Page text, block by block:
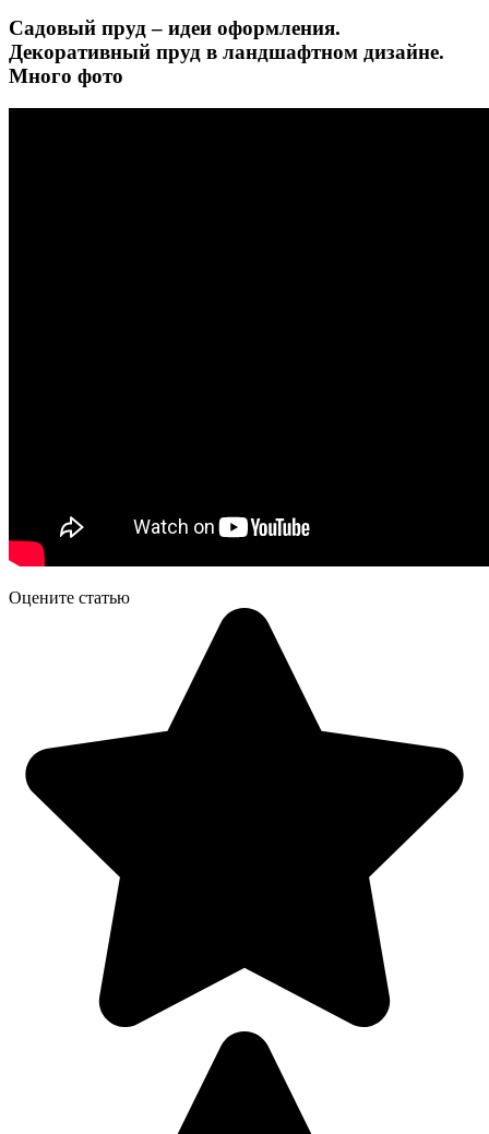
Садовый пруд – идеи оформления.
Декоративный пруд в ландшафтном дизайне.
Много фото
Оцените статью